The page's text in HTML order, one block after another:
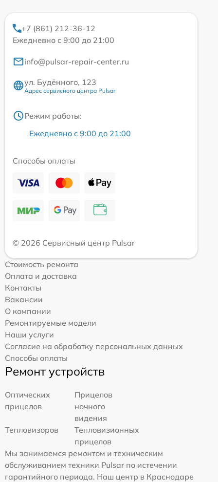
+7 (861) 212-36-12
Ежедневно с 9:00 до 21:00
info@pulsar-repair-center.ru
ул. Будённого, 123
Адрес сервисного центра Pulsar
Режим работы:
Ежедневно с 9:00 до 21:00
Способы оплаты
© 2026 Сервисный центр Pulsar
Стоимость ремонта
Оплата и доставка
Контакты
Вакансии
О компании
Ремонтируемые модели
Наши услуги
Согласие на обработку персональных данных
Способы оплаты
Ремонт устройств
Оптических
прицелов
Прицелов
ночного
видения
Тепловизоров
Тепловизионных
прицелов
Мы занимаемся ремонтом и техническим
обслуживанием техники Pulsar по истечении
гарантийного периода. Наш центр в Краснодаре